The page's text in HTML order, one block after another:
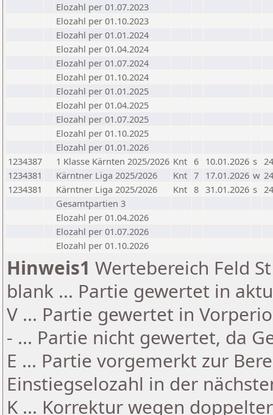
Elozahl per 01.07.2023
Elozahl per 01.10.2023
Elozahl per 01.01.2024
Elozahl per 01.04.2024
Elozahl per 01.07.2024
Elozahl per 01.10.2024
Elozahl per 01.01.2025
Elozahl per 01.04.2025
Elozahl per 01.07.2025
Elozahl per 01.10.2025
Elozahl per 01.01.2026
1234387
1 Klasse Kärnten 2025/2026 Knt 6 10.01.2026 s
1234381
Kärntner Liga 2025/2026 Knt 7 17.01.2026 w
1234381
Kärntner Liga 2025/2026 Knt 8 31.01.2026 s
Gesamtpartien 3
Elozahl per 01.04.2026
Elozahl per 01.07.2026
Elozahl per 01.10.2026
Hinweis1 Wertebereich Feld
blank ... Partie gewertet in
V ... Partie gewertet in
- ... Partie nicht gewertet, da
E ... Partie vorgemerkt zur
Einstiegselozahl in der
K ... Korrektur wegen